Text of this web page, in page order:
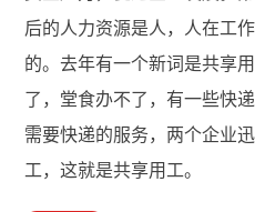
后的人力资源是人，人在工
的。去年有一个新词是共享
了，堂食办不了，有一些快
需要快递的服务，两个企业
工，这就是共享用工。